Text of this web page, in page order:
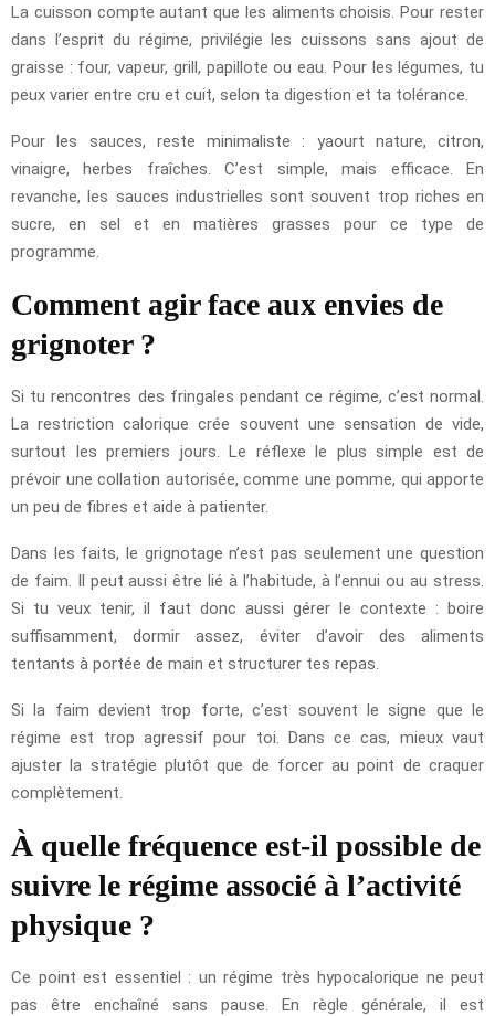
La cuisson compte autant que les aliments choisis. Pour rester
dans l’esprit du régime, privilégie les cuissons sans ajout de
graisse : four, vapeur, grill, papillote ou eau. Pour les légumes, tu
peux varier entre cru et cuit, selon ta digestion et ta tolérance.
Pour les sauces, reste minimaliste : yaourt nature, citron,
vinaigre, herbes fraîches. C’est simple, mais efficace. En
revanche, les sauces industrielles sont souvent trop riches en
sucre, en sel et en matières grasses pour ce type de
programme.
Comment agir face aux envies de
grignoter ?
Si tu rencontres des fringales pendant ce régime, c’est normal.
La restriction calorique crée souvent une sensation de vide,
surtout les premiers jours. Le réflexe le plus simple est de
prévoir une collation autorisée, comme une pomme, qui apporte
un peu de fibres et aide à patienter.
Dans les faits, le grignotage n’est pas seulement une question
de faim. Il peut aussi être lié à l’habitude, à l’ennui ou au stress.
Si tu veux tenir, il faut donc aussi gérer le contexte : boire
suffisamment, dormir assez, éviter d’avoir des aliments
tentants à portée de main et structurer tes repas.
Si la faim devient trop forte, c’est souvent le signe que le
régime est trop agressif pour toi. Dans ce cas, mieux vaut
ajuster la stratégie plutôt que de forcer au point de craquer
complètement.
À quelle fréquence est-il possible de
suivre le régime associé à l’activité
physique ?
Ce point est essentiel : un régime très hypocalorique ne peut
pas être enchaîné sans pause. En règle générale, il est